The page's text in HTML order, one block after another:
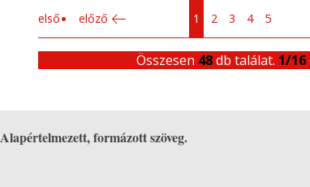
első előző 1 2 3 4 5
Összesen 48db találat. 1/16
Alapértelmezett, formázott szöveg.